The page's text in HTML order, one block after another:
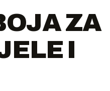
ZA
I